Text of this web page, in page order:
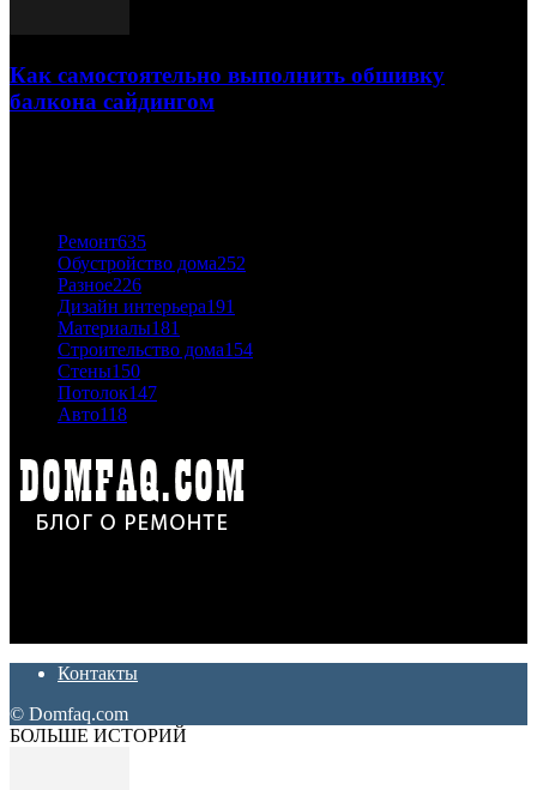
Как самостоятельно выполнить обшивку
балкона сайдингом
Ремонт635
Обустройство дома252
Разное226
Дизайн интерьера191
Материалы181
Строительство дома154
Стены150
Потолок147
Авто118
Контакты
© Domfaq.com
БОЛЬШЕ ИСТОРИЙ